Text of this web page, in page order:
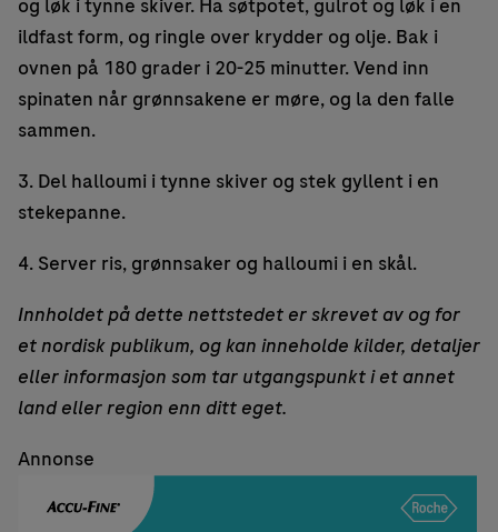
og løk i tynne skiver. Ha søtpotet, gulrot og løk i en
ildfast form, og ringle over krydder og olje. Bak i
ovnen på 180 grader i 20-25 minutter. Vend inn
spinaten når grønnsakene er møre, og la den falle
sammen.
3. Del halloumi i tynne skiver og stek gyllent i en
stekepanne.
4. Server ris, grønnsaker og halloumi i en skål.
Innholdet på dette nettstedet er skrevet av og for
et nordisk publikum, og kan inneholde kilder, detaljer
eller informasjon som tar utgangspunkt i et annet
land eller region enn ditt eget.
Annonse